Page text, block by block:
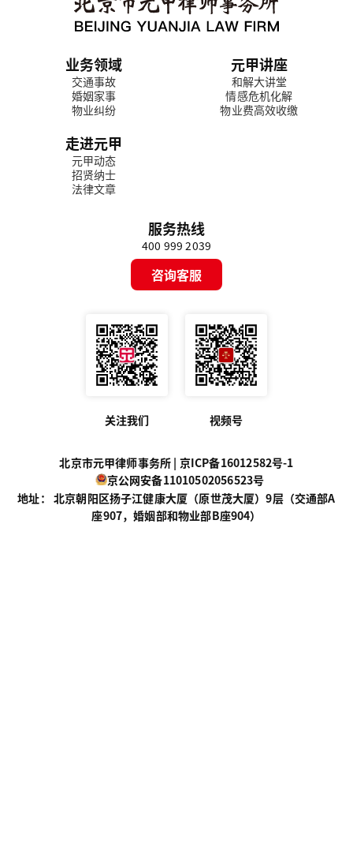
业务领域
交通事故
婚姻家事
物业纠纷
元甲讲座
和解大讲堂
情感危机化解
物业费高效收缴
走进元甲
元甲动态
招贤纳士
法律文章
服务热线
400 999 2039
咨询客服
关注我们 视频号
北京市元甲律师事务所 | 京ICP备16012582号-1
京公网安备11010502056523号
地址： 北京朝阳区扬子江健康大厦（原世茂大厦）9层（交通部A
座907，婚姻部和物业部B座904）